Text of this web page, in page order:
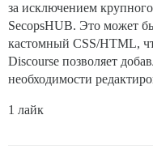
за исключением крупного
SecopsHUB. Это может
кастомный CSS/HTML,
Discourse позволяет
необходимости
1 лайк